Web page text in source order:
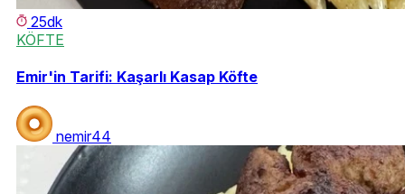
25dk
KÖFTE
Emir'in Tarifi: Kaşarlı Kasap Köfte
nemir44